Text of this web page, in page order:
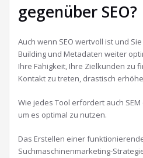
gegenüber SEO?
Auch wenn SEO wertvoll ist und
Building und Metadaten weiter
Ihre Fähigkeit, Ihre Zielkunden zu
Kontakt zu treten, drastisch
Wie jedes Tool erfordert auch
um es optimal zu nutzen.
Das Erstellen einer
Suchmaschinenmarketing-